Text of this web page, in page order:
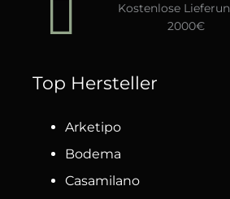
Kostenlose
2000€
Top Hersteller
Arketipo
Bodema
Casamilano